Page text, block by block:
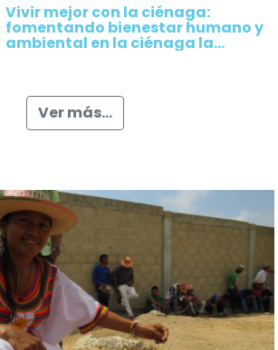
Vivir mejor con la ciénaga:
fomentando bienestar humano y
ambiental en la ciénaga la
Ver más...